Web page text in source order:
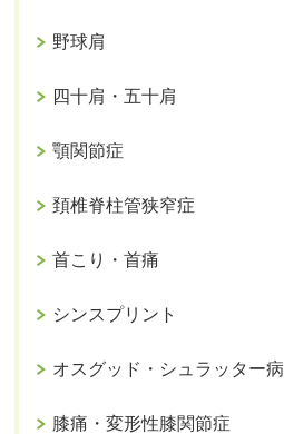
野球肩
四十肩・五十肩
顎関節症
頚椎脊柱管狭窄症
首こり・首痛
シンスプリント
オスグッド・シュラッター病
膝痛・変形性膝関節症